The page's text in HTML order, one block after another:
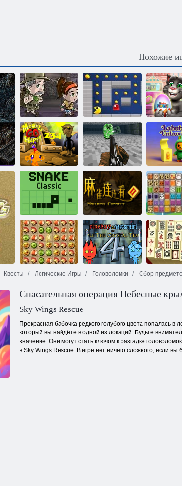
Похожие
Приключение
ацтеков
Пакман
Классический
Том:
Счастливая
обезьянка:
уровень 234
Дум крафт
Классическая
змейка
Маджонг
Коннект 2
Парные
Возвращение
Атлантиды
Огонь и Вода 4
Квесты Логические Игры Головоломки Сбор
Спасательная операция Небесные
Sky Wings Rescue
Прекрасная бабочка редкого голубого цвета попалась
который вы найдёте в одной из локаций. Будьте
значение. Они могут стать ключом к разгадке
в Sky Wings Rescue. В игре нет ничего сложного, если